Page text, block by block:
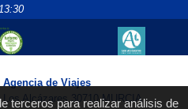
terceros para realizar análisis de
Agencia de Viajes
Alcázares 30710 MURCIA